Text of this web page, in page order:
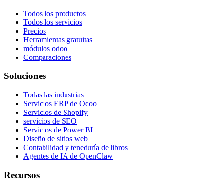
Todos los productos
Todos los servicios
Precios
Herramientas gratuitas
módulos odoo
Comparaciones
Soluciones
Todas las industrias
Servicios ERP de Odoo
Servicios de Shopify
servicios de SEO
Servicios de Power BI
Diseño de sitios web
Contabilidad y teneduría de libros
Agentes de IA de OpenClaw
Recursos